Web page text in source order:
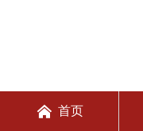
 首页